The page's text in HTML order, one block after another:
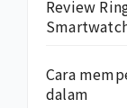
Review
Cara
dalam